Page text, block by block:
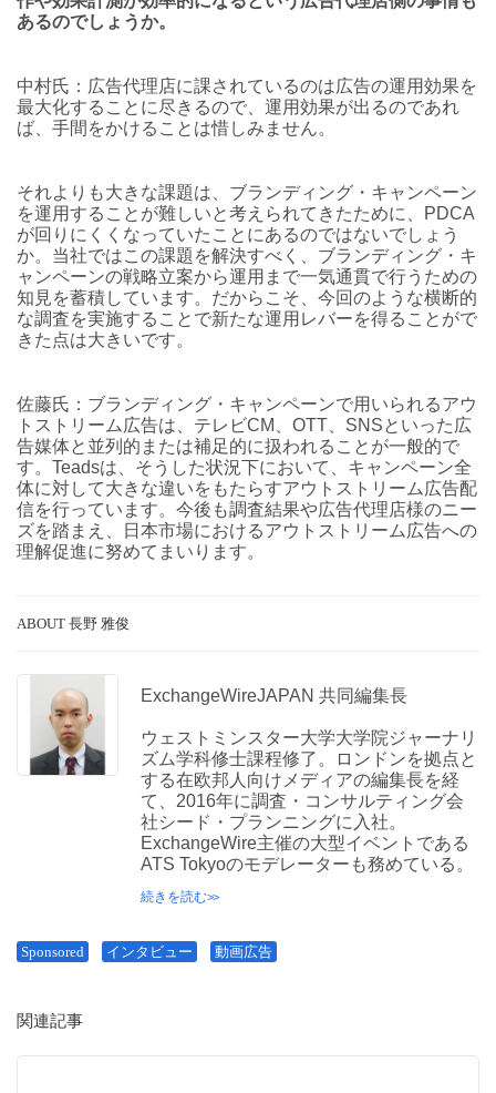
あるのでしょうか。
中村氏：広告代理店に課されているのは広告の運用効果を
最大化することに尽きるので、運用効果が出るのであれ
ば、手間をかけることは惜しみません。
それよりも大きな課題は、ブランディング・キャンペーン
を運用することが難しいと考えられてきたために、PDCA
が回りにくくなっていたことにあるのではないでしょう
か。当社ではこの課題を解決すべく、ブランディング・キ
ャンペーンの戦略立案から運用まで一気通貫で行うための
知見を蓄積しています。だからこそ、今回のような横断的
な調査を実施することで新たな運用レバーを得ることがで
きた点は大きいです。
佐藤氏：ブランディング・キャンペーンで用いられるアウ
トストリーム広告は、テレビCM、OTT、SNSといった広
告媒体と並列的または補足的に扱われることが一般的で
す。Teadsは、そうした状況下において、キャンペーン全
体に対して大きな違いをもたらすアウトストリーム広告配
信を行っています。今後も調査結果や広告代理店様のニー
ズを踏まえ、日本市場におけるアウトストリーム広告への
理解促進に努めてまいります。
ABOUT 長野 雅俊
ExchangeWireJAPAN 共同編集長
ウェストミンスター大学大学院ジャーナリ
ズム学科修士課程修了。ロンドンを拠点と
する在欧邦人向けメディアの編集長を経
て、2016年に調査・コンサルティング会
社シード・プランニングに入社。
ExchangeWire主催の大型イベントである
ATS Tokyoのモデレーターも務めている。
続きを読む
Sponsored インタビュー 動画広告
関連記事